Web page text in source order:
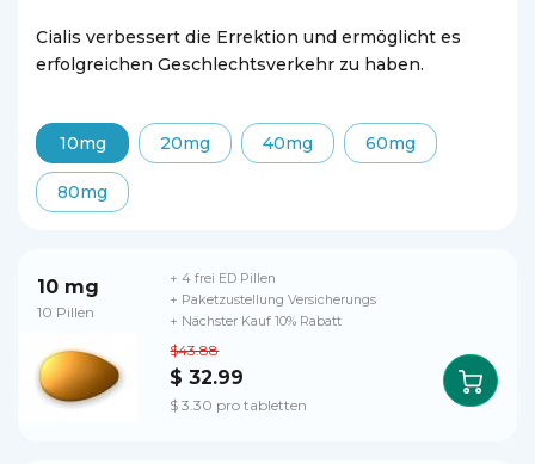
Cialis verbessert die Errektion und ermöglicht es
erfolgreichen Geschlechtsverkehr zu haben.
10mg 20mg 40mg 60mg
80mg
10 mg
10 Pillen
$43.88
$ 32.99
$ 3.30 pro tabletten
+ 4 frei ED Pillen
+ Paketzustellung Versicherungs
+ Nächster Kauf 10% Rabatt